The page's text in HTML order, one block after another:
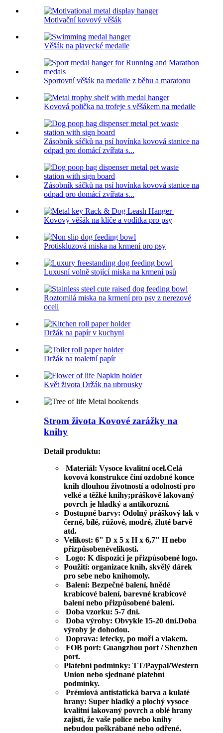
Motivační kovový věšák
Věšák na plavecké medaile
Sportovní věšák na medaile z běhu a maratonu
Kovová polička na trofeje s věšákem na medaile
Zásobník sáčků na psí hovínka kovová stanice na
odpad pro domácí zvířata s...
Zásobník sáčků na psí hovínka kovová stanice na
odpad pro domácí zvířata s...
Kovový věšák na klíče a vodítka pro psy
Protiskluzová miska na krmení pro psy
Luxusní volně stojící miska na krmení psů
Roztomilá miska na krmení pro psy z nerezové
oceli
Držák na papír v kuchyni
Držák na toaletní papír
Květ života Držák na ubrousky
Strom života Kovové zarážky na
knihy
Detail produktu:
Materiál: Vysoce kvalitní ocel.Celá
kovová konstrukce činí ozdobné konce
knih dlouhou životností a odolností pro
velké a těžké knihy;práškově lakovaný
povrch je hladký a antikorozní.
Dostupné barvy: Odolný práškový lak v
černé, bílé, růžové, modré, žluté barvě
atd.
Velikost: 6" D x 5 x H x 6,7" H nebo
přizpůsobenévelikosti.
Logo: K dispozici je přizpůsobené logo.
Použití: organizace knih, skvělý dárek
pro sebe nebo knihomoly.
Balení: Bezpečné balení, hnědé
krabicové balení, barevné krabicové
balení nebo přizpůsobené balení.
Doba vzorku: 5-7 dní.
Doba výroby: Obvykle 15-20 dní.Doba
výroby je dohodou.
Doprava: letecky, po moři a vlakem.
FOB port: Guangzhou port / Shenzhen
port.
Platební podmínky: TT/Paypal/Western
Union nebo sjednané platební
podmínky.
Prémiová antistatická barva a kulaté
hrany: Super hladký a plochý vysoce
kvalitní lakovaný povrch a oblé hrany
zajistí, že vaše police nebo knihy
nebudou poškrábané nebo odřené.